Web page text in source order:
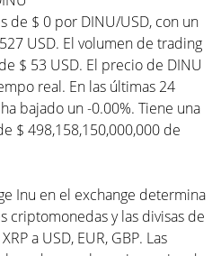
de $ 0 por DINU/USD, con un
USD. El volumen de trading
$ 53 USD. El precio de DINU
real. En las últimas 24
bajado un -0.00%. Tiene una
$ 498,158,150,000,000 de
Inu en el exchange determina
criptomonedas y las divisas de
a USD, EUR, GBP. Las